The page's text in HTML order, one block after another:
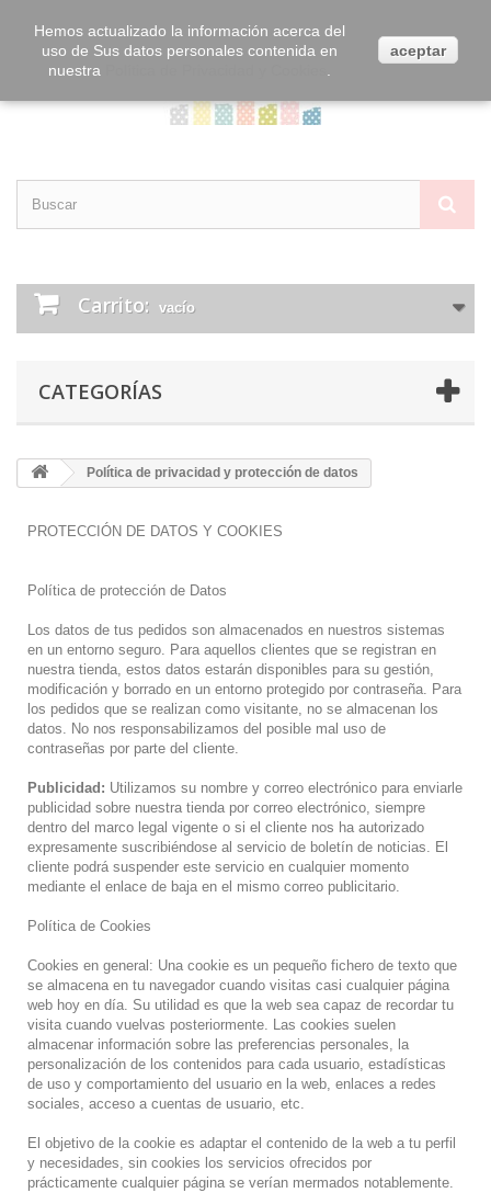
Carrito: vacío
CATEGORÍAS
Política de privacidad y protección de datos
PROTECCIÓN DE DATOS Y COOKIES
Política de protección de Datos
Los datos de tus pedidos son almacenados en nuestros sistemas
en un entorno seguro. Para aquellos clientes que se registran en
nuestra tienda, estos datos estarán disponibles para su gestión,
modificación y borrado en un entorno protegido por contraseña. Para
los pedidos que se realizan como visitante, no se almacenan los
datos. No nos responsabilizamos del posible mal uso de
contraseñas por parte del cliente.
Publicidad: Utilizamos su nombre y correo electrónico para enviarle
publicidad sobre nuestra tienda por correo electrónico, siempre
dentro del marco legal vigente o si el cliente nos ha autorizado
expresamente suscribiéndose al servicio de boletín de noticias. El
cliente podrá suspender este servicio en cualquier momento
mediante el enlace de baja en el mismo correo publicitario.
Política de Cookies
Cookies en general: Una cookie es un pequeño fichero de texto que
se almacena en tu navegador cuando visitas casi cualquier página
web hoy en día. Su utilidad es que la web sea capaz de recordar tu
visita cuando vuelvas posteriormente. Las cookies suelen
almacenar información sobre las preferencias personales, la
personalización de los contenidos para cada usuario, estadísticas
de uso y comportamiento del usuario en la web, enlaces a redes
sociales, acceso a cuentas de usuario, etc.
El objetivo de la cookie es adaptar el contenido de la web a tu perfil
y necesidades, sin cookies los servicios ofrecidos por
prácticamente cualquier página se verían mermados notablemente.
Hemos actualizado la información acerca del
uso de Sus datos personales contenida en
nuestra
aceptar